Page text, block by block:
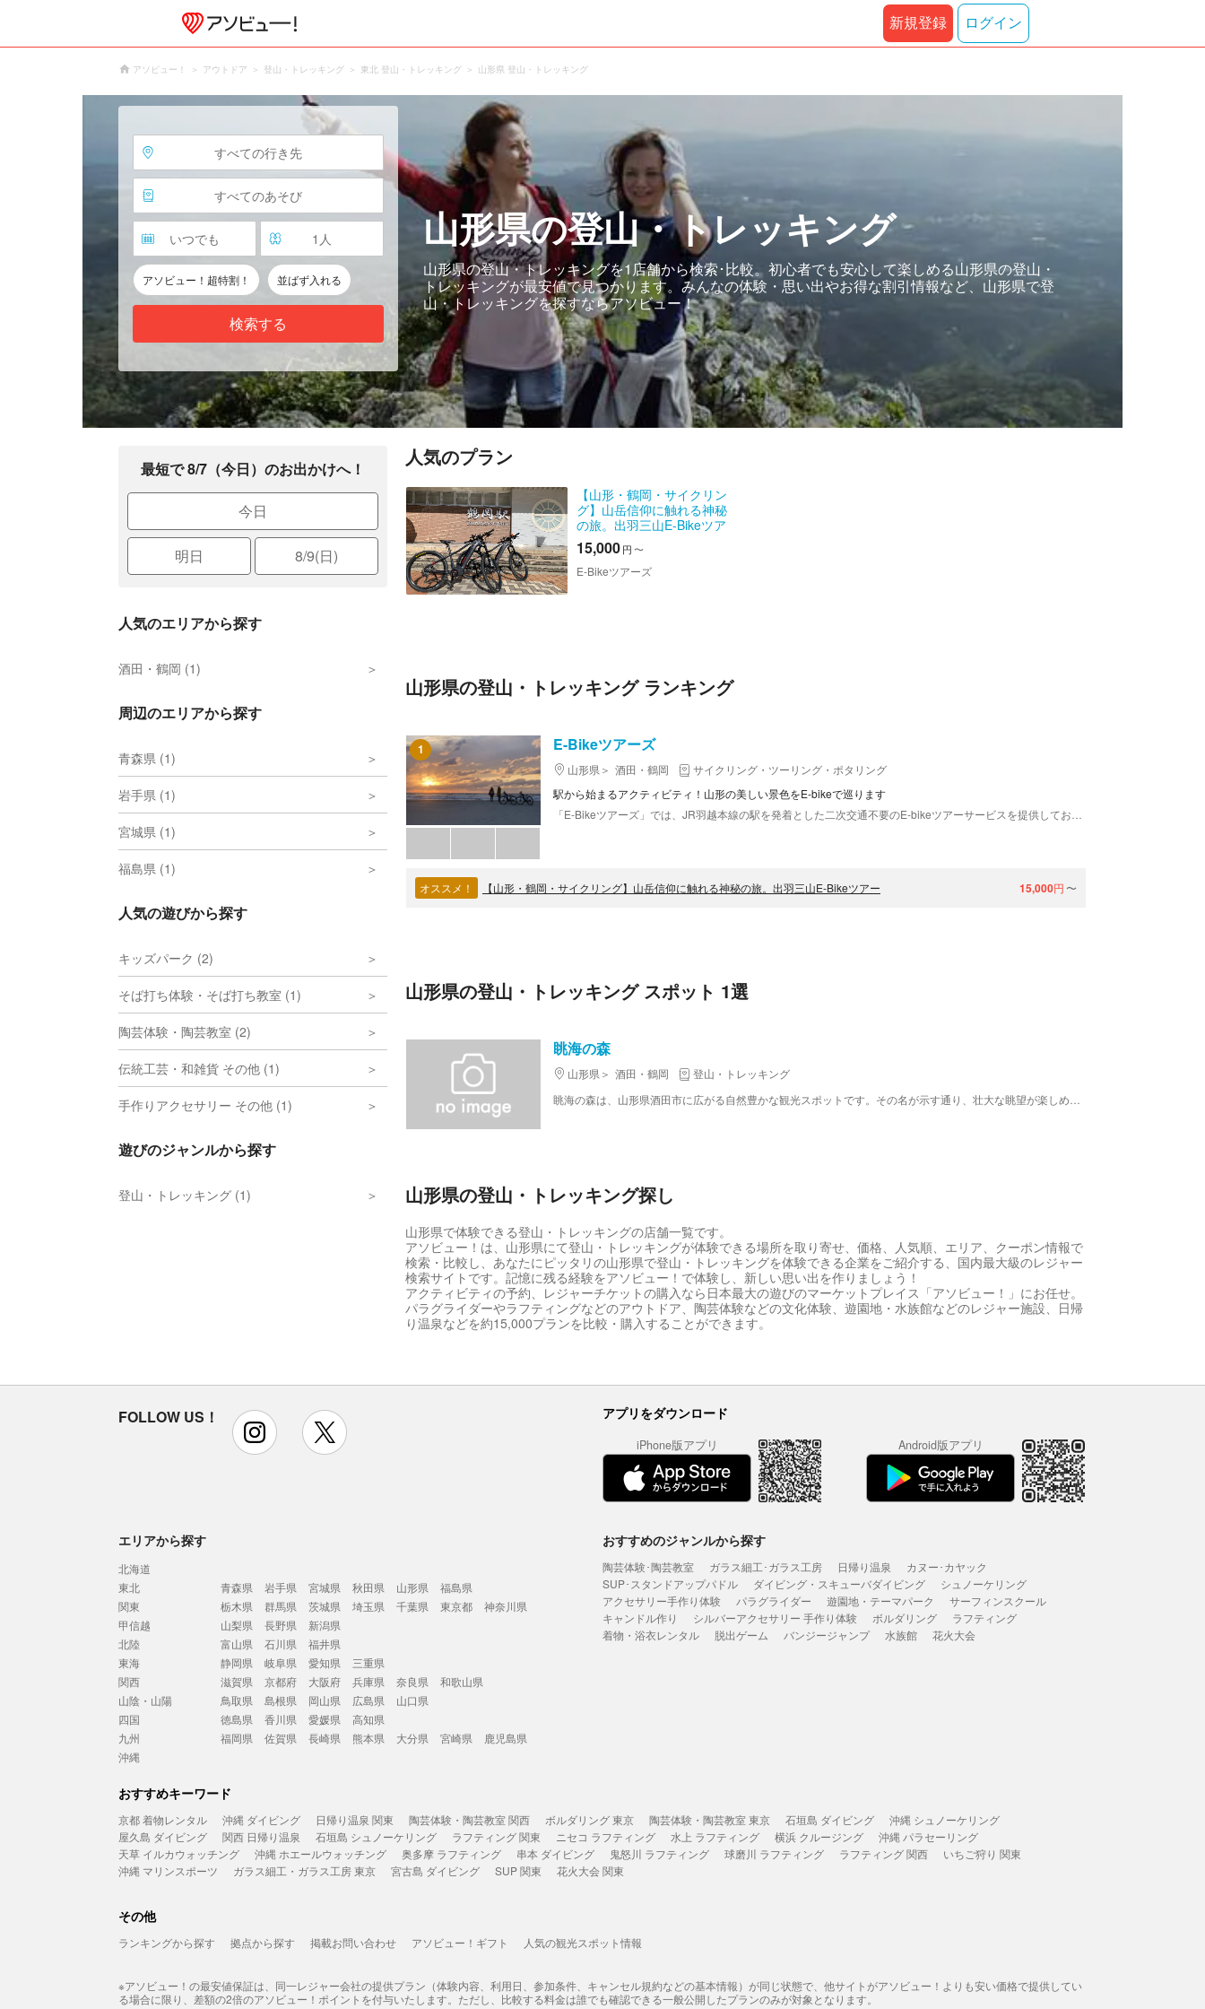
新規登録 ログイン
アソビュー！ アウトドア 登山・トレッキング 東北 登山・トレッキング 山形県 登山・トレッキング
すべての行き先
すべてのあそび
いつでも 1 人
アソビュー！超特割！ 並ばず入れる
検索する
山形県の登山・トレッキング
山形県の登山・トレッキングを1店舗から検索･比較。初心者でも安心して楽しめる山形県の登山・
トレッキングが最安値で見つかります。みんなの体験・思い出やお得な割引情報など、山形県で登
山・トレッキングを探すならアソビュー！
最短で 8/7（今日）のお出かけへ！
今日
明日 8/9(日)
人気のエリアから探す
酒田・鶴岡 (1)
周辺のエリアから探す
青森県 (1)
岩手県 (1)
宮城県 (1)
福島県 (1)
人気の遊びから探す
キッズパーク (2)
そば打ち体験・そば打ち教室 (1)
陶芸体験・陶芸教室 (2)
伝統工芸・和雑貨 その他 (1)
手作りアクセサリー その他 (1)
遊びのジャンルから探す
登山・トレッキング (1)
人気のプラン
【山形・鶴岡・サイクリン
グ】山岳信仰に触れる神秘
の旅。出羽三山E-Bikeツア
ー
15,000円 〜
E-Bikeツアーズ
山形県の登山・トレッキング ランキング
1 E-Bikeツアーズ
山形県 酒田・鶴岡
サイクリング・ツーリング・ポタリング
駅から始まるアクティビティ！山形の美しい景色をE-bikeで巡ります
オススメ！ 【山形・鶴岡・サイクリング】山岳信仰に触れる神秘の旅。出羽三山E-Bikeツアー 15,000円 〜
山形県の登山・トレッキング スポット 1選
眺海の森
山形県 酒田・鶴岡
登山・トレッキング
山形県の登山・トレッキング探し
山形県で体験できる登山・トレッキングの店舗一覧です。
アソビュー！は、山形県にて登山・トレッキングが体験できる場所を取り寄せ、価格、人気順、エリア、クーポン情報で
検索・比較し、あなたにピッタリの山形県で登山・トレッキングを体験できる企業をご紹介する、国内最大級のレジャー
検索サイトです。記憶に残る経験をアソビュー！で体験し、新しい思い出を作りましょう！
アクティビティの予約、レジャーチケットの購入なら日本最大の遊びのマーケットプレイス「アソビュー！」にお任せ。
パラグライダーやラフティングなどのアウトドア、陶芸体験などの文化体験、遊園地・水族館などのレジャー施設、日帰
り温泉などを約15,000プランを比較・購入することができます。
FOLLOW US！ instagram アプリをダウンロード
iPhone版アプリ Android版アプリ
エリアから探す
北海道
東北
青森県 岩手県 宮城県 秋田県 山形県
福島県
関東
栃木県 群馬県 茨城県 埼玉県 千葉県 東京都
神奈川県
甲信越
山梨県 長野県
新潟県
北陸
富山県 石川県
福井県
東海
静岡県 岐阜県 愛知県
三重県
関西
滋賀県 京都府 大阪府 兵庫県 奈良県
和歌山県
山陰・山陽
鳥取県 島根県 岡山県 広島県
山口県
四国
徳島県 香川県 愛媛県
高知県
九州
福岡県 佐賀県 長崎県 熊本県 大分県 宮崎県
鹿児島県
沖縄
おすすめのジャンルから探す
陶芸体験･陶芸教室 ガラス細工･ガラス工房 日帰り温泉
カヌー･カヤック
SUP･スタンドアップパドル
ダイビング・スキューバダイビング
シュノーケリング
アクセサリー手作り体験
パラグライダー 遊園地・テーマパーク
サーフィンスクール
キャンドル作り
シルバーアクセサリー 手作り体験 ボルダリング
ラフティング
着物・浴衣レンタル
脱出ゲーム バンジージャンプ 水族館 花火大会
おすすめキーワード
京都 着物レンタル 沖縄 ダイビング 日帰り温泉 関東 陶芸体験・陶芸教室 関西 ボルダリング 東京 陶芸体験・陶芸教室 東京 石垣島 ダイビング
沖縄 シュノーケリング
屋久島 ダイビング
関西 日帰り温泉 石垣島 シュノーケリング ラフティング 関東 ニセコ ラフティング 水上 ラフティング 横浜 クルージング
沖縄 パラセーリング
天草 イルカウォッチング
沖縄 ホエールウォッチング 奥多摩 ラフティング 串本 ダイビング 鬼怒川 ラフティング 球磨川 ラフティング ラフティング 関西
いちご狩り 関東
沖縄 マリンスポーツ
ガラス細工・ガラス工房 東京 宮古島 ダイビング SUP 関東 花火大会 関東
その他
ランキングから探す 拠点から探す 掲載お問い合わせ アソビュー！ギフト 人気の観光スポット情報
※アソビュー！の最安値保証は、同一レジャー会社の提供プラン（体験内容、利用日、参加条件、キャンセル規約などの基本情報）が同じ状態で、他サイトがアソビュー！よりも安い価格で提供してい
る場合に限り、差額の2倍のアソビュー！ポイントを付与いたします。ただし、比較する料金は誰でも確認できる一般公開したプランのみが対象となります。